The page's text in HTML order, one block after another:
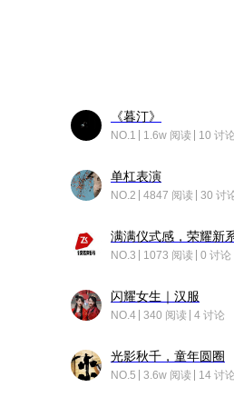
《暮汀》
NO.1 1.6w 阅读 10 讨论
单杠表演
NO.2 4847 阅读 30 讨
NO.3 1073 阅读 0 讨论
闪耀女生｜汉服
NO.4 340 阅读 4 讨论
光影秋千，童年圆圈
NO.5 3.6w 阅读 14 讨论